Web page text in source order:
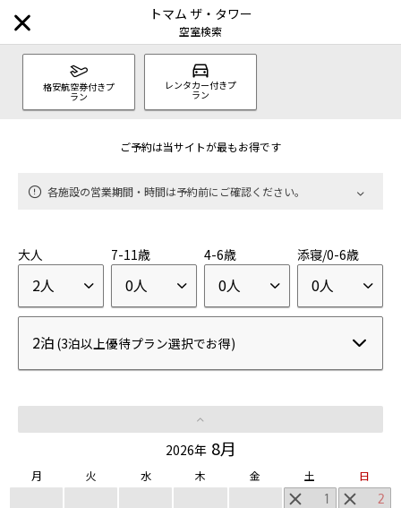
トマム ザ・タワー
空室検索
格安航空券付きプ
ラン
レンタカー付きプ
ラン
ご予約は当サイトが最もお得です
各施設の営業期間・時間は予約前にご確認ください。
大人
2人
7-11歳
0人
4-6歳
0人
添寝/0-6歳
0人
2泊 (3泊以上優待プラン選択でお得)
2026年 8月
月 火 水 木 金 土
日
1
2
施設をみつける
星のや
界
リゾナーレ
OMO | シティ
そのほかの個性的な宿泊施設